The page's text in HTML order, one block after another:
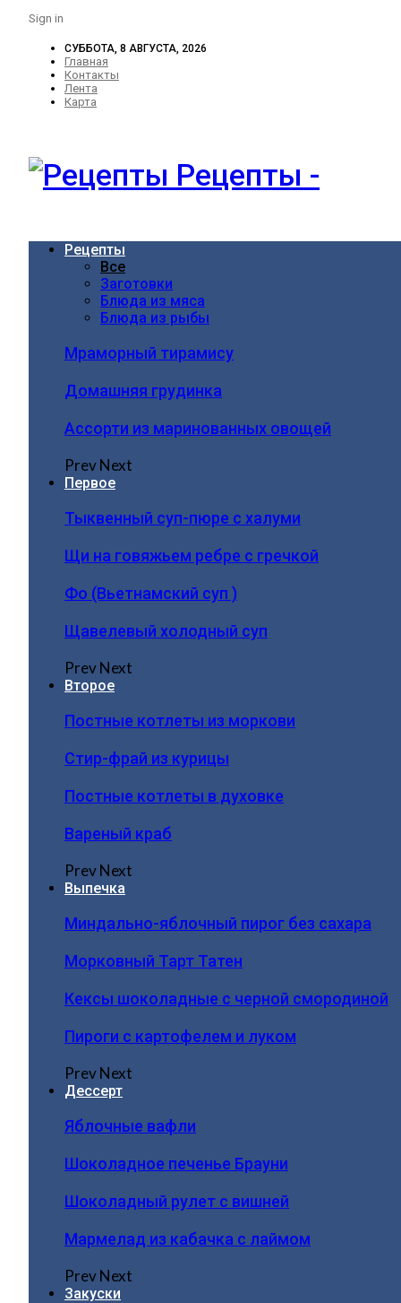
Sign in
СУББОТА, 8 АВГУСТА, 2026
Главная
Контакты
Лента
Карта
Рецепты -
Рецепты
Все
Заготовки
Блюда из мяса
Блюда из рыбы
Мраморный тирамису
Домашняя грудинка
Ассорти из маринованных овощей
PrevNext
Первое
Тыквенный суп-пюре с халуми
Щи на говяжьем ребре с гречкой
Фо (Вьетнамский суп )
Щавелевый холодный суп
PrevNext
Второе
Постные котлеты из моркови
Стир-фрай из курицы
Постные котлеты в духовке
Вареный краб
PrevNext
Выпечка
Миндально-яблочный пирог без сахара
Морковный Тарт Татен
Кексы шоколадные с черной смородиной
Пироги c картофелем и луком
PrevNext
Дессерт
Яблочные вафли
Шоколадное печенье Брауни
Шоколадный рулет с вишней
Мармелад из кабачка с лаймом
PrevNext
Закуски